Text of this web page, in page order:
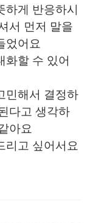
하게 반응하시
서 먼저 말을
었어요
화할 수 있어
민해서 결정하
다고 생각하
아요
리고 싶어서요